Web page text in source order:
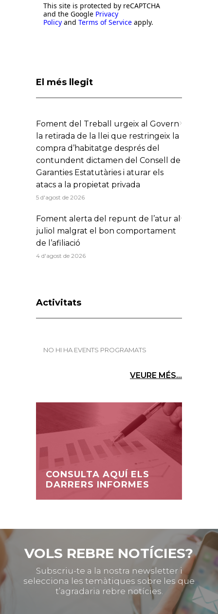
This site is protected by reCAPTCHA
and the Google Privacy
Policy and Terms of Service apply.
El més llegit
Foment del Treball urgeix al Govern
la retirada de la llei que restringeix la
compra d’habitatge després del
contundent dictamen del Consell de
Garanties Estatutàries i aturar els
atacs a la propietat privada
5 d'agost de 2026
Foment alerta del repunt de l’atur al
juliol malgrat el bon comportament
de l’afiliació
4 d'agost de 2026
Activitats
NO HI HA EVENTS PROGRAMATS
VEURE MÉS...
CONSULTA AQUÍ ELS
DARRERS INFORMES
VOLS REBRE NOTÍCIES?
Subscriu-te a la nostra newsletter i
selecciona les temàtiques sobre les que
t’agradaria rebre notícies.